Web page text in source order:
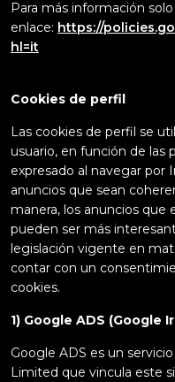
Para más información
enlace: https://
hl=it
Cookies de perfil
Las cookies de perfil se
usuario, en función de las
expresado al navegar
anuncios que sean
manera, los anuncios que
pueden ser más
legislación vigente en
contar con un
cookies.
1) Google ADS (Google
Google ADS es un
Limited que vincula este